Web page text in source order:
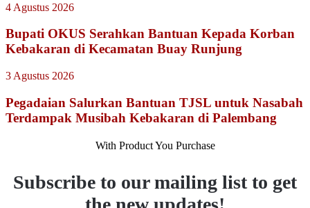
4 Agustus 2026
Bupati OKUS Serahkan Bantuan Kepada Korban
Kebakaran di Kecamatan Buay Runjung
3 Agustus 2026
Pegadaian Salurkan Bantuan TJSL untuk Nasabah
Terdampak Musibah Kebakaran di Palembang
With Product You Purchase
Subscribe to our mailing list to get